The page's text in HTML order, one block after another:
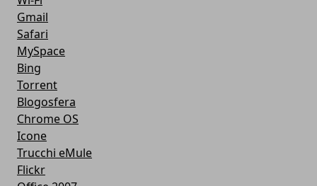
Gmail
Safari
MySpace
Bing
Torrent
Blogosfera
Chrome OS
Icone
Trucchi eMule
Flickr